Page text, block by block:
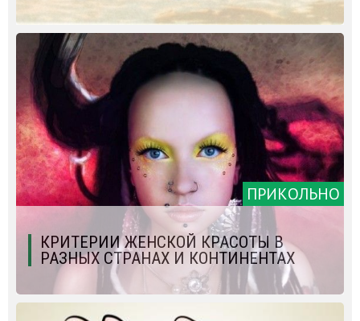
ПРИКОЛЬНО
КРИТЕРИИ ЖЕНСКОЙ КРАСОТЫ В
РАЗНЫХ СТРАНАХ И КОНТИНЕНТАХ